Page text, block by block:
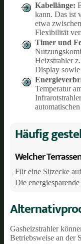
Kabellänge:
kann. Das ist
etwa
Flexibilität
Timer und
Heizstrahler
Display
Temperatur
Häufig
Welcher
Für eine Sitzecke
Die
Gasheizstrahler
Betriebsweise an der